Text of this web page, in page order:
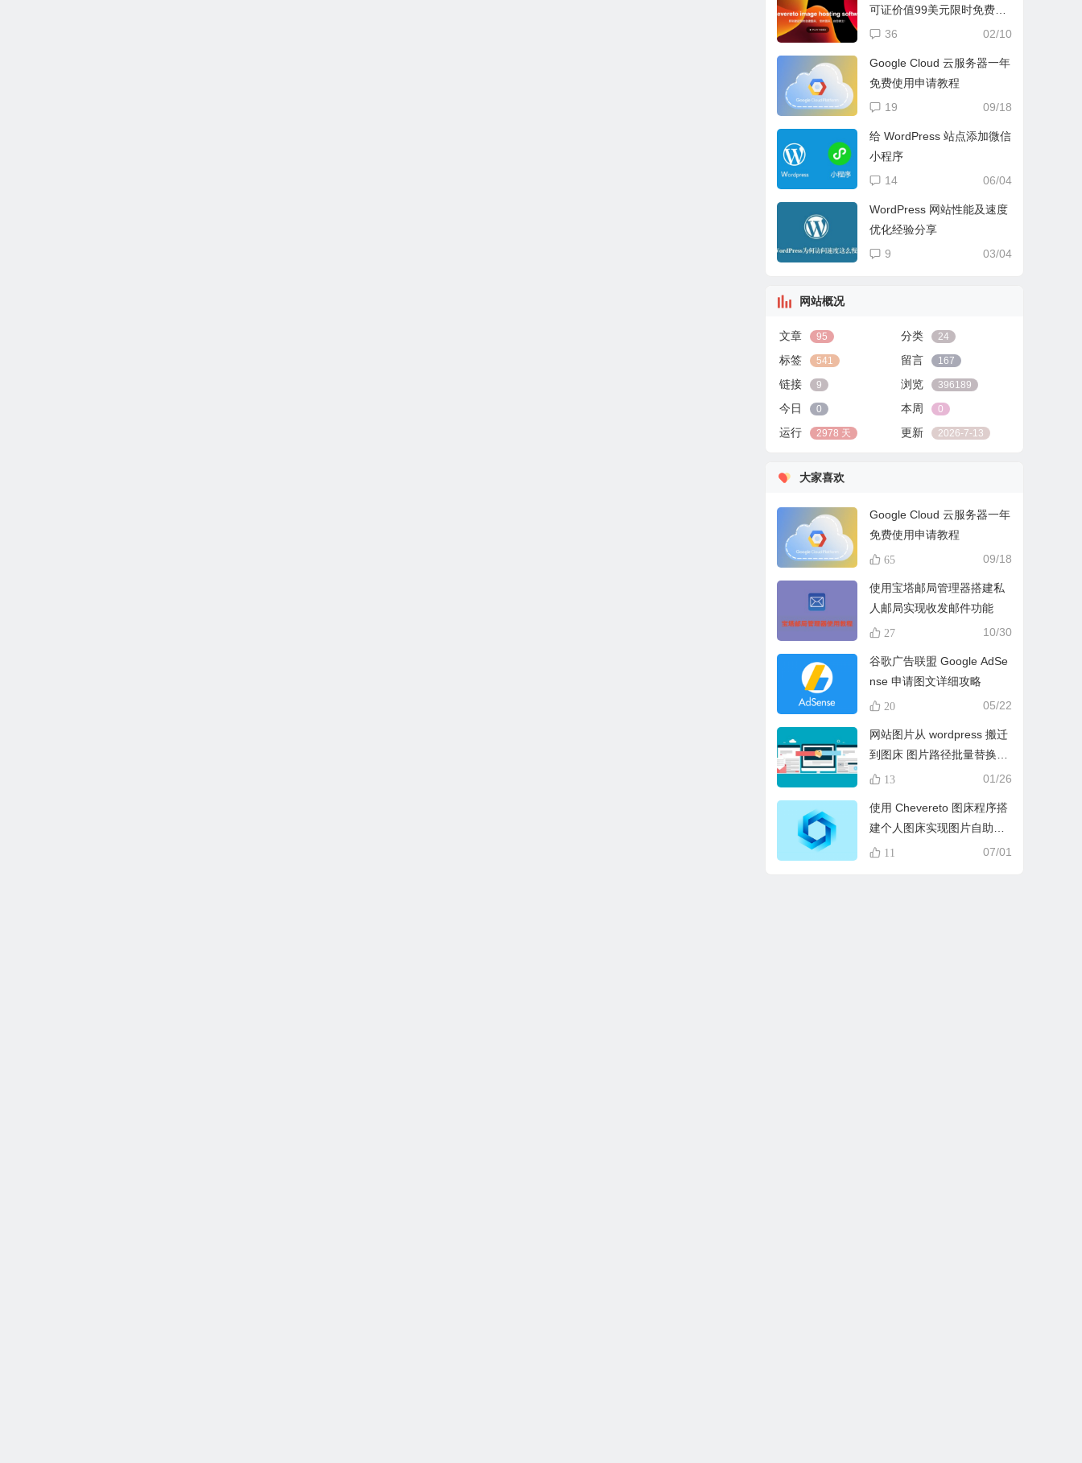
可证价值99美元限时免费赠
送
02/10
36
Google Cloud 云服务器一年
免费使用申请教程
09/18
19
给 WordPress 站点添加微信
小程序
06/04
14
WordPress 网站性能及速度
优化经验分享
03/04
9
网站概况
文章 95 分类 24
标签 541 留言 167
链接 9 浏览 396189
今日 0 本周 0
运行 2978 天 更新 2026-7-13
大家喜欢
Google Cloud 云服务器一年
免费使用申请教程
65 09/18
使用宝塔邮局管理器搭建私
人邮局实现收发邮件功能
27 10/30
谷歌广告联盟 Google AdSe
nse 申请图文详细攻略
20 05/22
网站图片从 wordpress 搬迁
到图床 图片路径批量替换实
现方法
13 01/26
使用 Chevereto 图床程序搭
建个人图床实现图片自助托
管 11 07/01